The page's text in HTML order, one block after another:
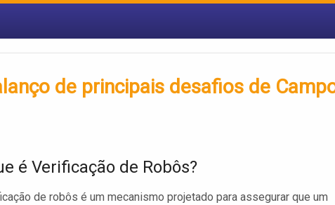
de principais desafios de
é Verificação de Robôs?
de robôs é um mecanismo projetado para assegurar que um